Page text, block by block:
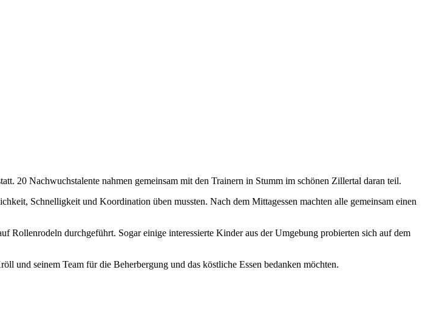
20 Nachwuchstalente nahmen gemeinsam mit den Trainern in Stumm im schönen Zillertal daran teil.
Schnelligkeit und Koordination üben mussten. Nach dem Mittagessen machten alle gemeinsam einen
Rollenrodeln durchgeführt. Sogar einige interessierte Kinder aus der Umgebung probierten sich auf dem
seinem Team für die Beherbergung und das köstliche Essen bedanken möchten.